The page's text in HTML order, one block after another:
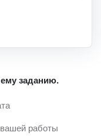
заданию.
работы